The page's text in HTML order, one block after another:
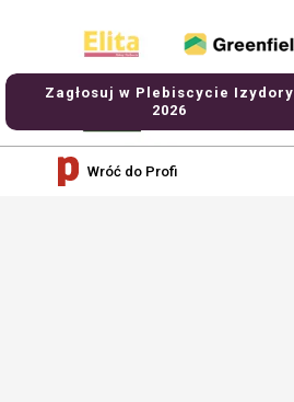
Zagłosuj w Plebiscycie Izydory
2026
Wróć do Profi